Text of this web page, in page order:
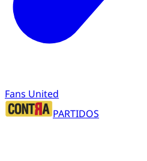
Fans United
PARTIDOS